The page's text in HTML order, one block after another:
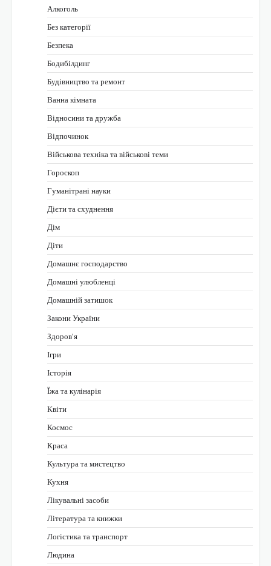
Алкоголь
Без категорії
Безпека
Бодибілдинг
Будівництво та ремонт
Ванна кімната
Відносини та дружба
Відпочинок
Військова техніка та військові теми
Гороскоп
Гуманітрані науки
Дієти та схуднення
Дім
Діти
Домашнє господарство
Домашні улюбленці
Домашній затишок
Закони України
Здоров'я
Ігри
Історія
Їжа та кулінарія
Квіти
Космос
Краса
Культура та мистецтво
Кухня
Лікувальні засоби
Література та книжки
Логістика та транспорт
Людина